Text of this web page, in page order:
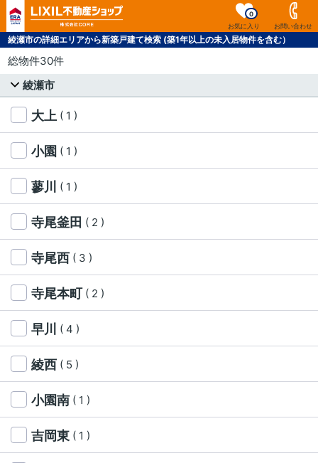
お気に入り
0
お問い合わせ
綾瀬市の詳細エリアから新築戸建て検索 (築1年以上の未入居物件を含む）
総物件30件
綾瀬市
大上 ( 1 )
小園 ( 1 )
蓼川 ( 1 )
寺尾釜田 ( 2 )
寺尾西 ( 3 )
寺尾本町 ( 2 )
早川 ( 4 )
綾西 ( 5 )
小園南 ( 1 )
吉岡東 ( 1 )